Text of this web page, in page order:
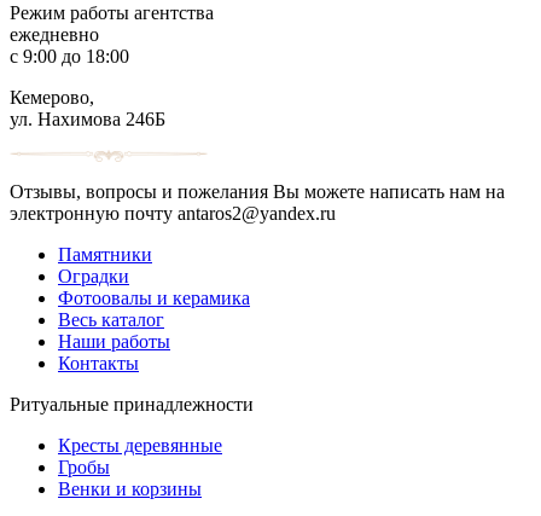
Режим работы агентства
ежедневно
с 9:00 до 18:00
Кемерово,
ул. Нахимова 246Б
Отзывы, вопросы и пожелания Вы можете написать нам на
электронную почту antaros2@yandex.ru
Памятники
Оградки
Фотоовалы и керамика
Весь каталог
Наши работы
Контакты
Ритуальные принадлежности
Кресты деревянные
Гробы
Венки и корзины